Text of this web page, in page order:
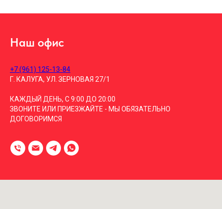
Наш офис
+7 (961) 125-13-84
Г. КАЛУГА, УЛ. ЗЕРНОВАЯ 27/1
КАЖДЫЙ ДЕНЬ, С 9:00 ДО 20:00
ЗВОНИТЕ ИЛИ ПРИЕЗЖАЙТЕ - МЫ ОБЯЗАТЕЛЬНО
ДОГОВОРИМСЯ